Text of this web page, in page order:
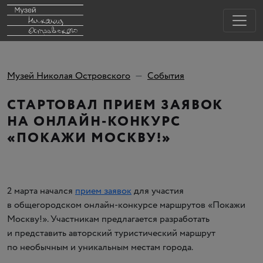
Музей Николая Островского События
СТАРТОВАЛ ПРИЕМ ЗАЯВОК
НА ОНЛАЙН-КОНКУРС
«ПОКАЖИ МОСКВУ!»
2 марта начался прием заявокдля участия
в общегородском онлайн-конкурсе маршрутов «Покажи
Москву!». Участникам предлагается разработать
и представить авторский туристический маршрут
по необычным и уникальным местам города.